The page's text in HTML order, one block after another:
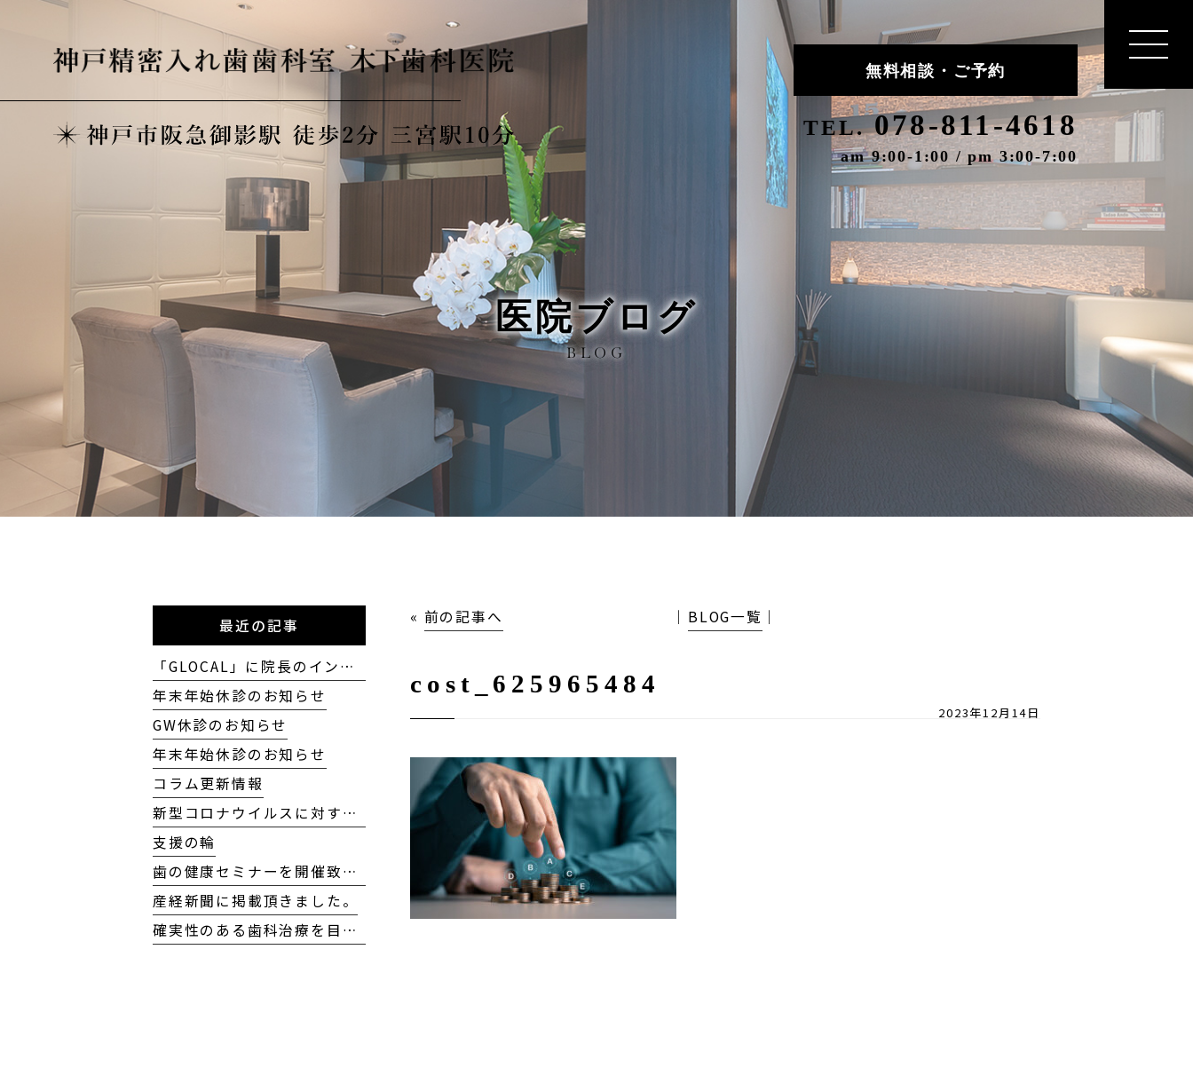
無料相談・ご予約
TEL. 078-811-4618
am 9:00-1:00 / pm 3:00-7:00
医院ブログ
BLOG
« 前の記事へ │ BLOG一覧 │
cost_625965484
2023年12月14日
最近の記事
「GLOCAL」に院長のインタビューが掲載されました
年末年始休診のお知らせ
GW休診のお知らせ
年末年始休診のお知らせ
コラム更新情報
新型コロナウイルスに対する当院の対応方針について
支援の輪
歯の健康セミナーを開催致しました！
産経新聞に掲載頂きました。
確実性のある歯科治療を目指して